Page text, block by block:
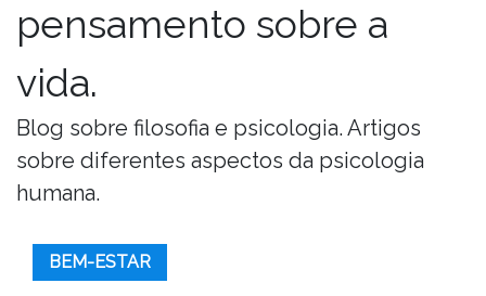
pensamento sobre a
vida.
Blog sobre filosofia e psicologia. Artigos
sobre diferentes aspectos da psicologia
humana.
BEM-ESTAR